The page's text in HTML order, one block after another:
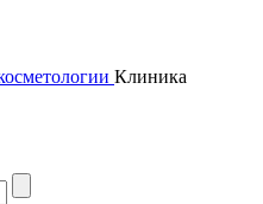
Клиника